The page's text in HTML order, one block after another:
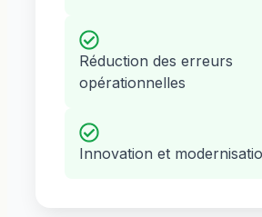
Réduction des erreurs
opérationnelles
Innovation et